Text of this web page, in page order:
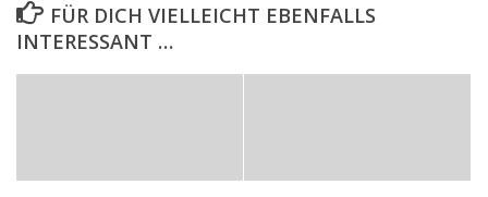
FÜR DICH VIELLEICHT EBENFALLS
INTERESSANT …